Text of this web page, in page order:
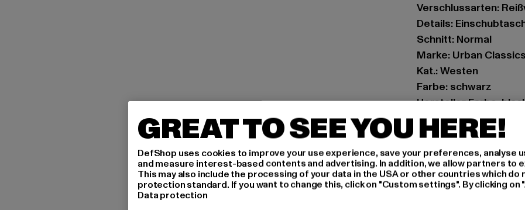
Verschlussarten:
Details:
Schnitt: Normal
Marke: Urban Classics
Kat.: Westen
Farbe: schwarz
Hersteller Farbe:
Art.Nr: TB7013-00007
Hersteller: TB
Dr.-Robert-Murjahn-
GREAT TO SEE YOU HERE!
DefShop uses cookies to improve your use experience, save your preferences, analyse
and measure interest-based contents and advertising. In addition, we allow partners to
This may also include the processing of your data in the USA or other countries which do
protection standard. If you want to change this, click on "Custom settings". By clicking on
Data protection